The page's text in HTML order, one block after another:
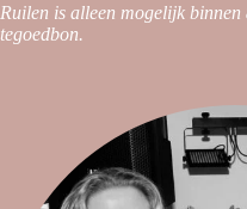
Ruilen is alleen mogelijk binnen
tegoedbon.